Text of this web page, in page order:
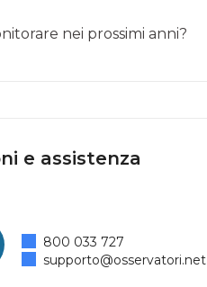
nei prossimi anni?
e assistenza
800 033 727
supporto@osservatori.net